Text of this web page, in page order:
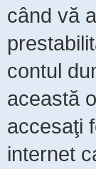
când vă
contul
această
accesaţi
internet